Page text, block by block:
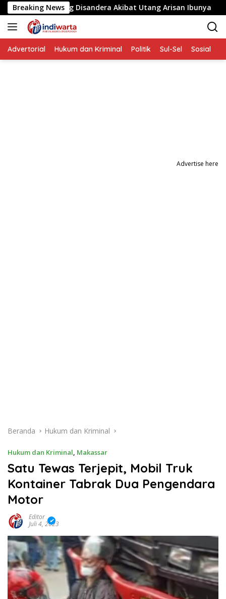
Langsung
ke
konten
Breaking News
Balita yang Disandera Akibat Utang Arisan Ibunya
Advertorial Hukum dan Kriminal Politik Sul-Sel Sosial
Advertise here
Beranda Hukum dan Kriminal
Hukum dan Kriminal, Makassar
Satu Tewas Terjepit, Mobil Truk
Kontainer Tabrak Dua Pengendara
Motor
Editor
Juli 4, 2023